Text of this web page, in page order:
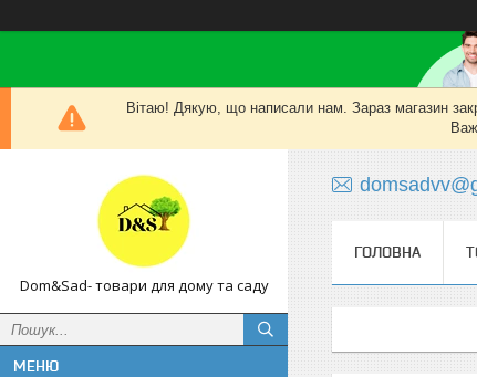
Вітаю! Дякую, що написали нам. Зараз магазин
Dom&Sad- товари для дому та саду
ГОЛОВНА